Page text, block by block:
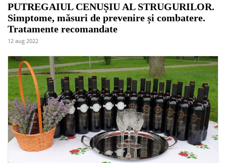
PUTREGAIUL CENUȘIU AL STRUGURILOR.
Simptome, măsuri de prevenire și combatere.
Tratamente recomandate
12 aug 2022